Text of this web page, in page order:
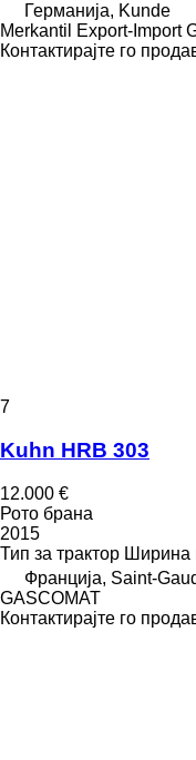
Германија, Kunde
Merkantil Export-Import
Контактирајте го
7
Kuhn HRB 303
12.000 €
Рото брана
2015
Тип за трактор Ширина
Франција, Saint-
GASCOMAT
Контактирајте го